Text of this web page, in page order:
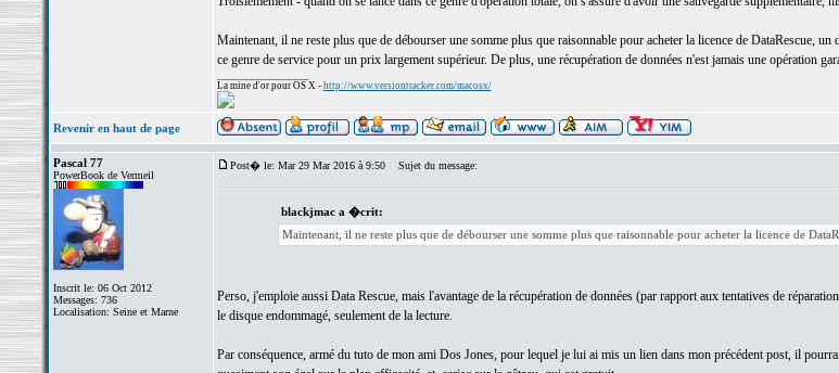
Maintenant, il ne reste plus que de débourser une somme plus que raisonnable pour acheter la licence de DataRescue,
ce genre de service pour un prix largement supérieur. De plus, une récupération de données n'est jamais une opération
La mine d'or pour OS X - http://www.versiontracker.com/macosx/
Revenir en haut de page
Pascal 77
PowerBook de Vermeil
Inscrit le: 06 Oct 2012
Messages: 736
Localisation: Seine et Marne
Post� le: Mar 29 Mar 2016 à 9:50 Sujet du message:
blackjmac a �crit:
Maintenant, il ne reste plus que de débourser une somme plus que raisonnable pour acheter la licence de
Perso, j'emploie aussi Data Rescue, mais l'avantage de la récupération de données (par rapport aux tentatives de
le disque endommagé, seulement de la lecture.
Par conséquence, armé du tuto de mon ami Dos Jones, pour lequel je lui ai mis un lien dans mon précédent post, il